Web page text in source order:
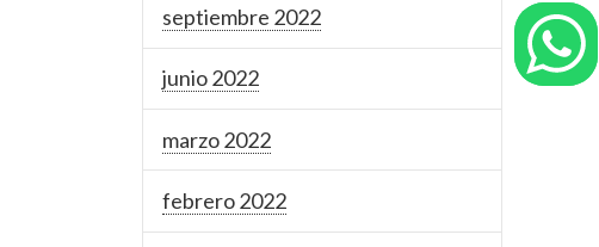
septiembre 2022
junio 2022
marzo 2022
febrero 2022